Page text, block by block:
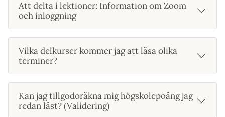
Att delta i lektioner: Information om Zoom
och inloggning
Vilka delkurser kommer jag att läsa olika
terminer?
Kan jag tillgodoräkna mig högskolepoäng jag
redan läst? (Validering)